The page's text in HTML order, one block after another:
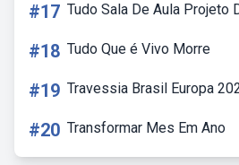
#17 Tudo Sala De Aula Projeto
#18 Tudo Que é Vivo Morre
#19 Travessia Brasil Europa
#20 Transformar Mes Em Ano